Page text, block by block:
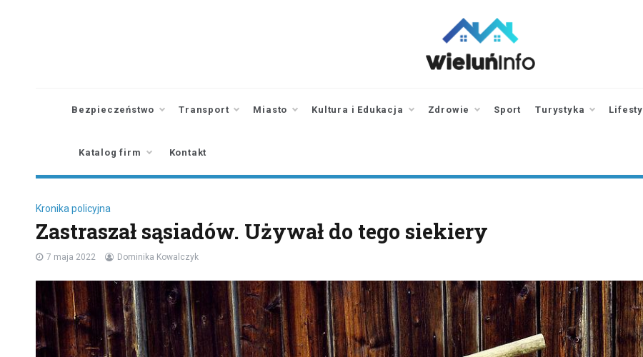
okolic
Bezpieczeństwo Transport Miasto Kultura i Edukacja Zdrowie Sport Turystyka
Katalog firm Kontakt
Kronika policyjna
Zastraszał sąsiadów. Używał do tego siekiery
7 maja 2022 Dominika Kowalczyk